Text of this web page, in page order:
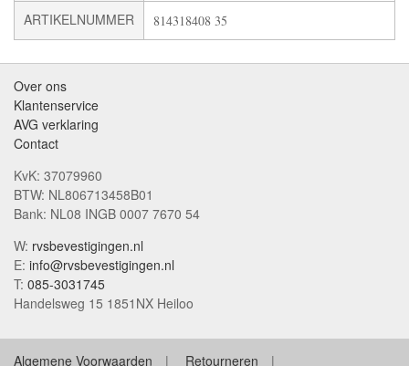
ARTIKELNUMMER 814318408 35
Over ons
Klantenservice
AVG verklaring
Contact
KvK: 37079960
BTW: NL806713458B01
Bank: NL08 INGB 0007 7670 54
W: rvsbevestigingen.nl
E: info@rvsbevestigingen.nl
T: 085-3031745
Handelsweg 15 1851NX Heiloo
Algemene Voorwaarden Retourneren